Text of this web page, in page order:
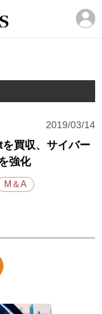
2019/03/14
買収、サイバー
強化
M＆A